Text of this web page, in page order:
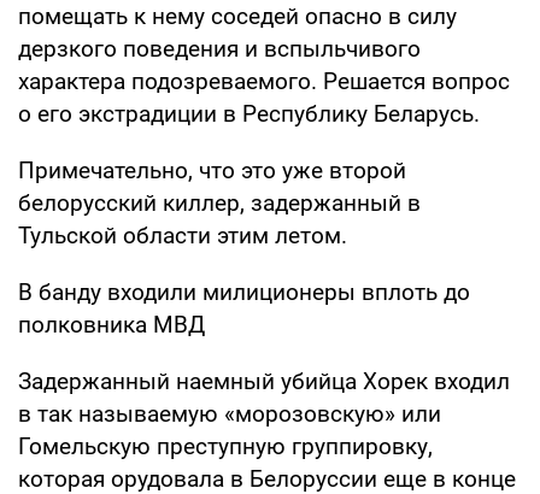
помещать к нему соседей опасно в силу
дерзкого поведения и вспыльчивого
характера подозреваемого. Решается вопрос
о его экстрадиции в Республику Беларусь.
Примечательно, что это уже второй
белорусский киллер, задержанный в
Тульской области этим летом.
В банду входили милиционеры вплоть до
полковника МВД
Задержанный наемный убийца Хорек входил
в так называемую «морозовскую» или
Гомельскую преступную группировку,
которая орудовала в Белоруссии еще в конце